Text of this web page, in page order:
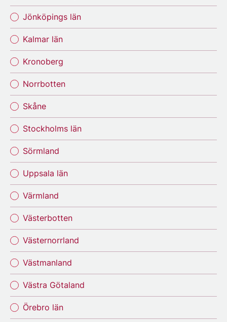
Jönköpings län
Kalmar län
Kronoberg
Norrbotten
Skåne
Stockholms län
Sörmland
Uppsala län
Värmland
Västerbotten
Västernorrland
Västmanland
Västra Götaland
Örebro län